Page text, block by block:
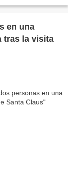
en una
tras la visita